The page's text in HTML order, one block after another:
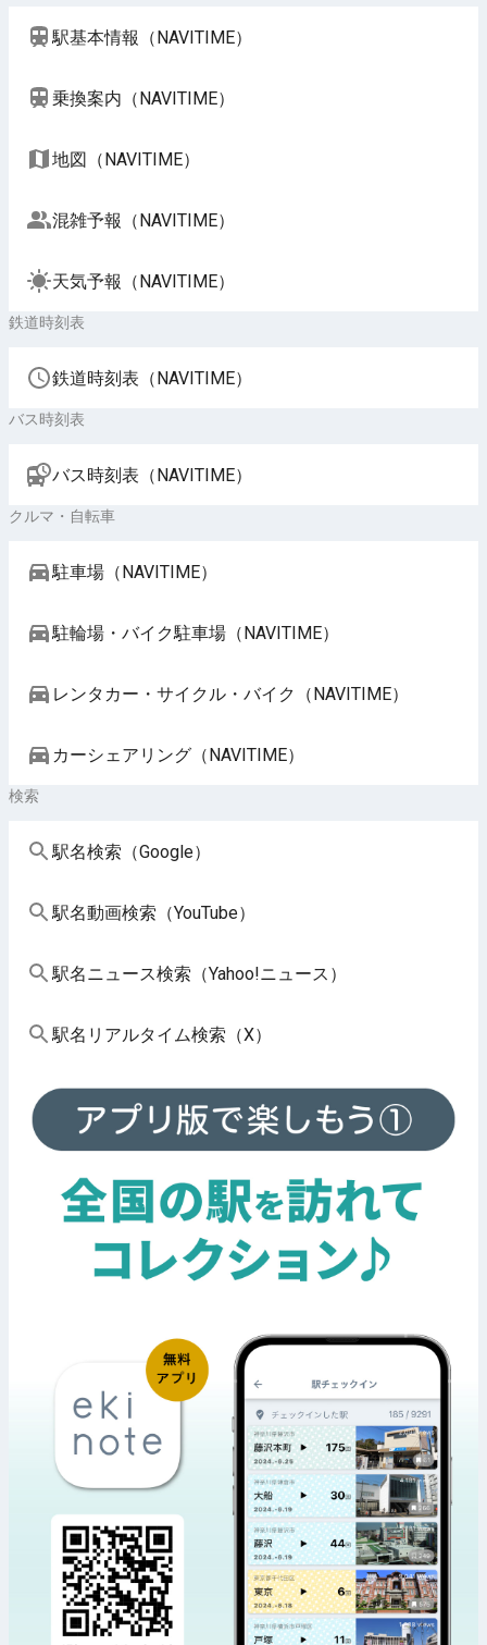
駅基本情報（NAVITIME）
乗換案内（NAVITIME）
地図（NAVITIME）
混雑予報（NAVITIME）
天気予報（NAVITIME）
鉄道時刻表
鉄道時刻表（NAVITIME）
バス時刻表
バス時刻表（NAVITIME）
クルマ・自転車
駐車場（NAVITIME）
駐輪場・バイク駐車場（NAVITIME）
レンタカー・サイクル・バイク（NAVITIME）
カーシェアリング（NAVITIME）
検索
駅名検索（Google）
駅名動画検索（YouTube）
駅名ニュース検索（Yahoo!ニュース）
駅名リアルタイム検索（X）